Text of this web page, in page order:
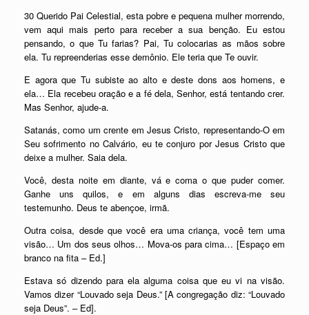
30 Querido Pai Celestial, esta pobre e pequena mulher morrendo,
vem aqui mais perto para receber a sua benção. Eu estou
pensando, o que Tu farias? Pai, Tu colocarias as mãos sobre
ela. Tu repreenderias esse demônio. Ele teria que Te ouvir.
E agora que Tu subiste ao alto e deste dons aos homens, e
ela… Ela recebeu oração e a fé dela, Senhor, está tentando crer.
Mas Senhor, ajude-a.
Satanás, como um crente em Jesus Cristo, representando-O em
Seu sofrimento no Calvário, eu te conjuro por Jesus Cristo que
deixe a mulher. Saia dela.
Você, desta noite em diante, vá e coma o que puder comer.
Ganhe uns quilos, e em alguns dias escreva-me seu
testemunho. Deus te abençoe, irmã.
Outra coisa, desde que você era uma criança, você tem uma
visão… Um dos seus olhos… Mova-os para cima… [Espaço em
branco na fita – Ed.]
Estava só dizendo para ela alguma coisa que eu vi na visão.
Vamos dizer “Louvado seja Deus.” [A congregação diz: “Louvado
seja Deus”. – Ed].